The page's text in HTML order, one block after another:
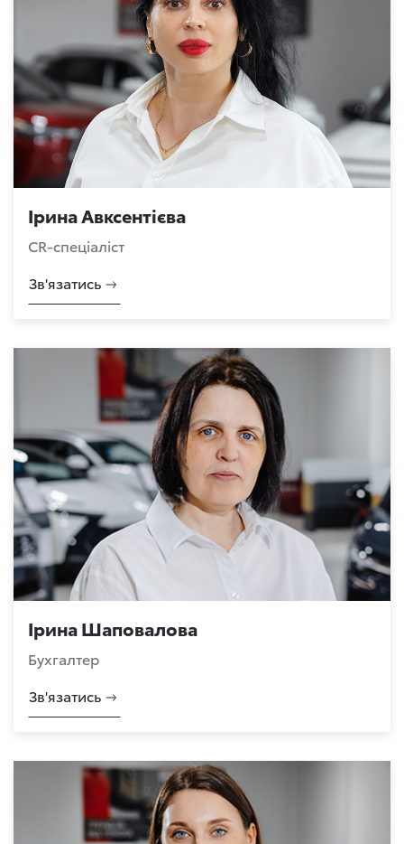
Ірина Авксентієва
СR-спеціаліст
Зв'язатись
Ірина Шаповалова
Бухгалтер
Зв'язатись